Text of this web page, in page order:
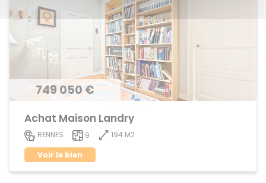
749 050 €
Achat Maison Landry
RENNES 9
194 M2
Voir le bien